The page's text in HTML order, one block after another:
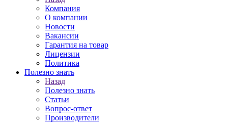
Компания
О компании
Новости
Вакансии
Гарантия на товар
Лицензии
Политика
Полезно знать
Назад
Полезно знать
Статьи
Вопрос-ответ
Производители